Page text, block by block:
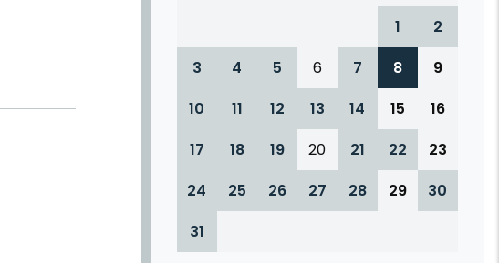
1
2
3
4 5 6 7 8
9
10
11 12 13 14 15
16
17
18 19 20 21 22
23
24
25 26 27 28 29
30
31